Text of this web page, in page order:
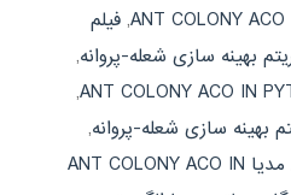
, فیلم
بهینه سازی شعله-پروانه,
,
بهینه سازی شعله-پروانه,
فیلم آموزشی رایگان مولتی مدیا ANT COLONY ACO IN